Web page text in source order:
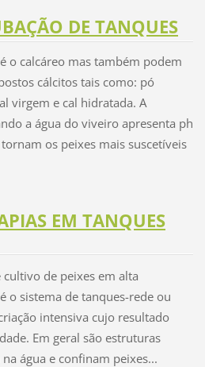
DE TANQUES
o calcáreo mas também podem
cálcitos tais como: pó
virgem e cal hidratada. A
a água do viveiro apresenta ph
os peixes mais suscetíveis
EM TANQUES
de peixes em alta
o sistema de tanques-rede ou
intensiva cujo resultado
Em geral são estruturas
água e confinam peixes...